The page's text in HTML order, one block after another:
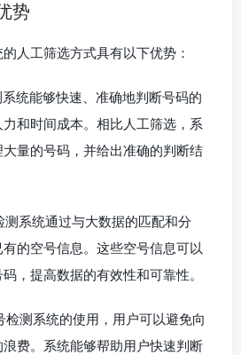
势
人工筛选方式具有以下优势：
统能够快速、准确地判断号码的
和时间成本。相比人工筛选，系
量的号码，并给出准确的判断结
系统通过与大数据的匹配和分
的空号信息。这些空号信息可以
，提高数据的有效性和可靠性。
测系统的使用，用户可以避免向
费。系统能够帮助用户快速判断